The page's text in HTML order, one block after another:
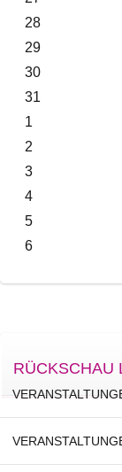
28
29
30
31
1
2
3
4
5
6
RÜCKSCHAU